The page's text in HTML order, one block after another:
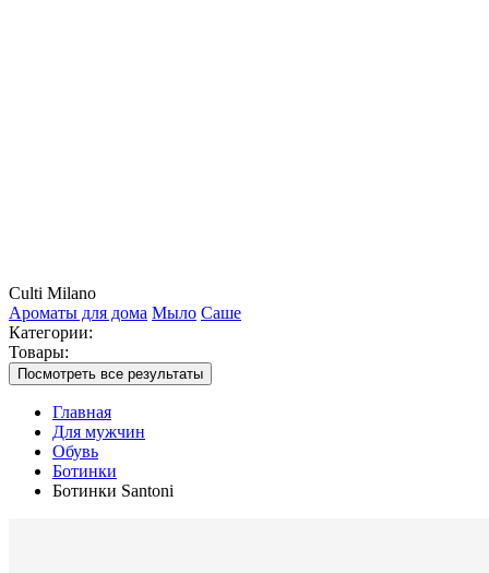
Culti Milano
Ароматы для дома Мыло Саше
Категории:
Товары:
Посмотреть все результаты
Главная
Для мужчин
Обувь
Ботинки
Ботинки Santoni